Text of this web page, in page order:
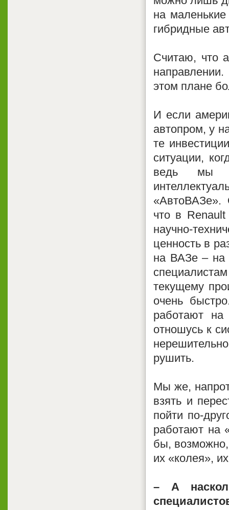
на
гибридные
Считаю, что
этом плане
И если
автопром, у
те
ситуации,
ведь мы
«АвтоВАЗе».
что в
научно-
ценность в
на ВАЗе – на
текущему
очень
работают на
отношусь к
рушить.
Мы же,
взять и
пойти по-
работают на
бы,
их «колея»,
– А